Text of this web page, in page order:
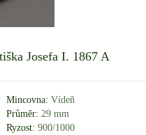
Josefa I. 1867 A
Mincovna: Vídeň
Průměr: 29 mm
Ryzost: 900/1000